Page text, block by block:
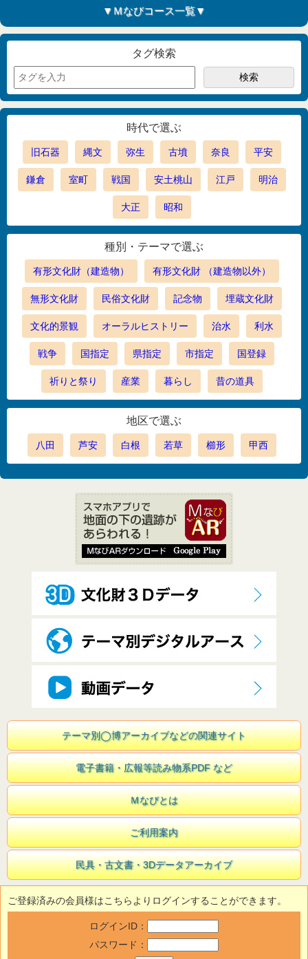
▼Ｍなびコース一覧▼
タグ検索
時代で選ぶ
旧石器 縄文 弥生 古墳 奈良 平安
鎌倉 室町 戦国 安土桃山 江戸 明治
大正 昭和
種別・テーマで選ぶ
有形文化財（建造物） 有形文化財 （建造物以外）
無形文化財 民俗文化財 記念物 埋蔵文化財
文化的景観 オーラルヒストリー 治水 利水
戦争 国指定 県指定 市指定 国登録
祈りと祭り 産業 暮らし 昔の道具
地区で選ぶ
八田 芦安 白根 若草 櫛形 甲西
テーマ別◯博アーカイブなどの関連サイト
電子書籍・広報等読み物系PDF など
Ｍなびとは
ご利用案内
民具・古文書・3Dデータアーカイブ
ご登録済みの会員様はこちらよりログインすることができます。
ログインID：
パスワード：